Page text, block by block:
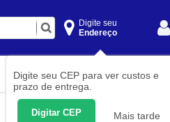
Digite seu
Endereço
Digite seu CEP para ver custos e
prazo de entrega.
Digitar CEP Mais tarde
Construção Civil
Medição